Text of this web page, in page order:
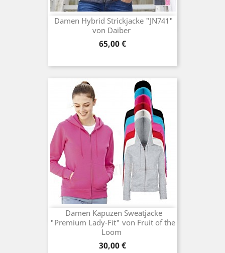
Damen Hybrid Strickjacke "JN741"
von Daiber
Preis
65,00 €
Damen Kapuzen Sweatjacke
"Premium Lady-Fit" von Fruit of the
Loom
Preis
30,00 €